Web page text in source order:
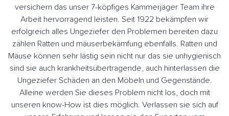
versichern das unser 7-köpfiges Kammerjäger Team ihre
Arbeit hervorragend leisten. Seit 1922 bekämpfen wir
erfolgreich alles Ungeziefer den Problemen bereiten dazu
zählen Ratten und mäuserbekämfung ebenfalls. Ratten und
Mäuse können sehr lästig sein nicht nur das sie unhygienisch
sind sie auch krankheitsübertragende, auch hinterlassen die
Ungeziefer Schäden an den Möbeln und Gegenstände.
Alleine werden Sie dieses Problem nicht los, doch mit
unseren know-How ist dies möglich. Verlassen sie sich auf